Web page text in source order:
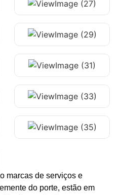
marcas de serviços e
do porte, estão em